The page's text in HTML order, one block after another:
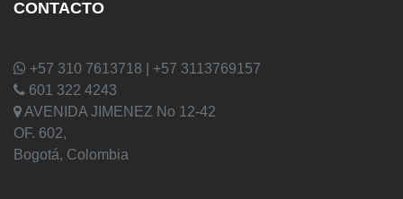
CONTACTO
+57 310 7613718 | +57 3113769157
601 322 4243
AVENIDA JIMENEZ No 12-42
OF. 602,
Bogotá, Colombia